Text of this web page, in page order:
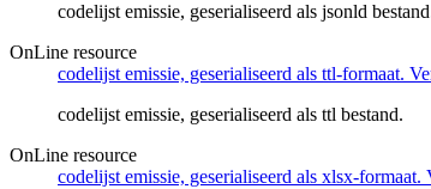
codelijst emissie, geserialiseerd als jsonld
OnLine resource
codelijst emissie, geserialiseerd als ttl-formaat.
codelijst emissie, geserialiseerd als ttl bestand.
OnLine resource
codelijst emissie, geserialiseerd als xlsx-formaat.